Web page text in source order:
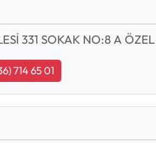
331 SOKAK NO:8 A ÖZEL
714 65 01